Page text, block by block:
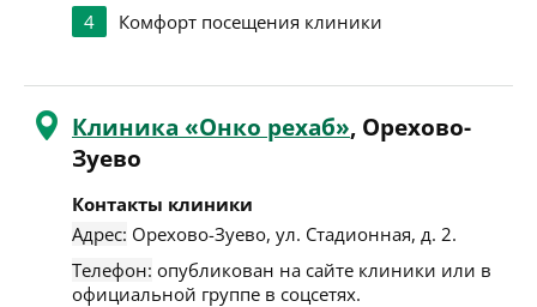
4
Комфорт посещения клиники
Клиника «Онко рехаб», Орехово-
Зуево
Контакты клиники
Адрес: Орехово-Зуево, ул. Стадионная, д. 2.
Телефон: опубликован на сайте клиники или в
официальной группе в соцсетях.